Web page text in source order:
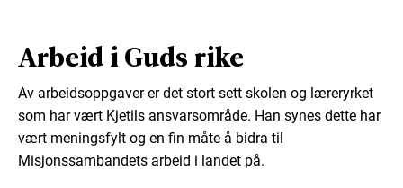
Arbeid i Guds rike
Av arbeidsoppgaver er det stort sett skolen og læreryrket
som har vært Kjetils ansvarsområde. Han synes dette har
vært meningsfylt og en fin måte å bidra til
Misjonssambandets arbeid i landet på.